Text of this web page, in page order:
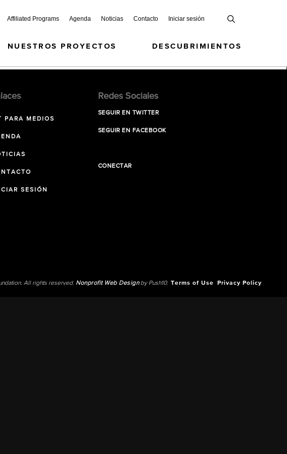
Affiliated Programs Agenda Noticias Contacto Iniciar sesión
NUESTROS PROYECTOS DESCUBRIMIENTOS
PARA MEDIOS
SESIÓN
Redes Sociales
SEGUIR EN TWITTER
SEGUIR EN FACEBOOK
CONECTAR
All rights reserved. Nonprofit Web Designby Push10. Terms of Use Privacy Policy